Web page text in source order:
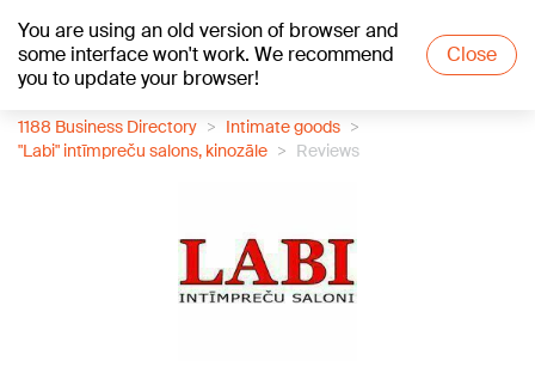
You are using an old version of browser and
some interface won't work. We recommend
you to update your browser!
Close
+19°C
1188 Business Directory
Intimate goods
"Labi" intīmpreču salons, kinozāle
Reviews